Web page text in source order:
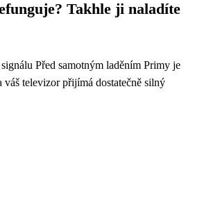
Takhle ji naladíte
Před samotným laděním Primy je
váš televizor přijímá dostatečně silný